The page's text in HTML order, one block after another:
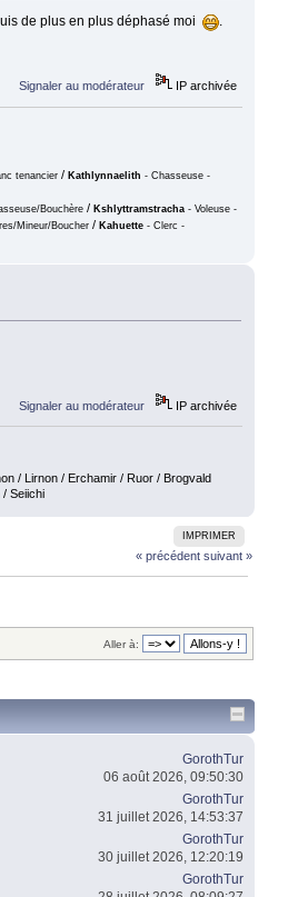
de plus en plus déphasé moi .
Signaler au modérateur IP archivée
tenancier/ Kathlynnaelith - Chasseuse -
Bouchère/ Kshlyttramstracha- Voleuse -
Mineur/Boucher/ Kahuette- Clerc -
Signaler au modérateur IP archivée
/ Lirnon / Erchamir / Ruor / Brogvald
Seiichi
IMPRIMER
« précédent suivant »
Aller à:
GorothTur
06 août 2026, 09:50:30
GorothTur
31 juillet 2026, 14:53:37
GorothTur
30 juillet 2026, 12:20:19
GorothTur